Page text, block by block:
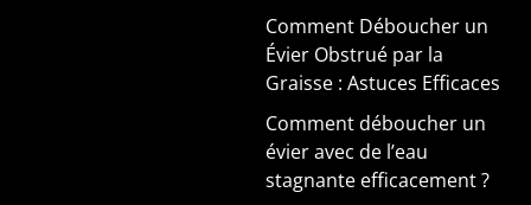
Comment Déboucher un
Évier Obstrué par la
Graisse : Astuces Efficaces
Comment déboucher un
évier avec de l’eau
stagnante efficacement ?